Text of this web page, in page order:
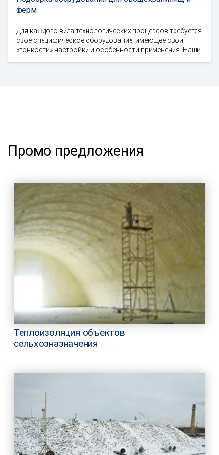
ферм
Для каждого вида технологических процессов требуется
свое специфическое оборудование, имеющее свои
«тонкости» настройки и особенности применения. Наши
Промо предложения
Теплоизоляция объектов
сельхозназначения